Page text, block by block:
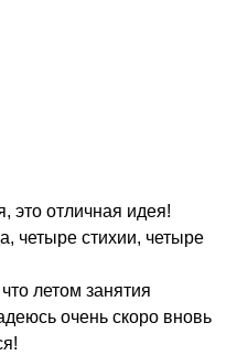
это отличная идея!
четыре стихии, четыре
летом занятия
очень скоро вновь